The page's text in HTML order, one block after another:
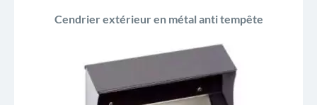
Cendrier extérieur en métal anti tempête